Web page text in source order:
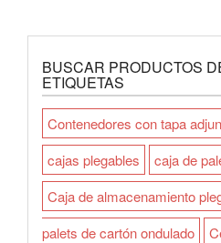
BUSCAR PRODUCTOS
ETIQUETAS
Contenedores con tapa
cajas plegables
caja de
Caja de almacenamiento
palets de cartón ondulado